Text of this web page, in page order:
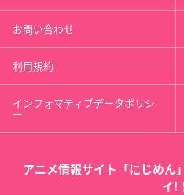
お問い合わせ
利用規約
インフォマティブデータポリシ
ー
アニメ情報サイト「にじめん
イ!